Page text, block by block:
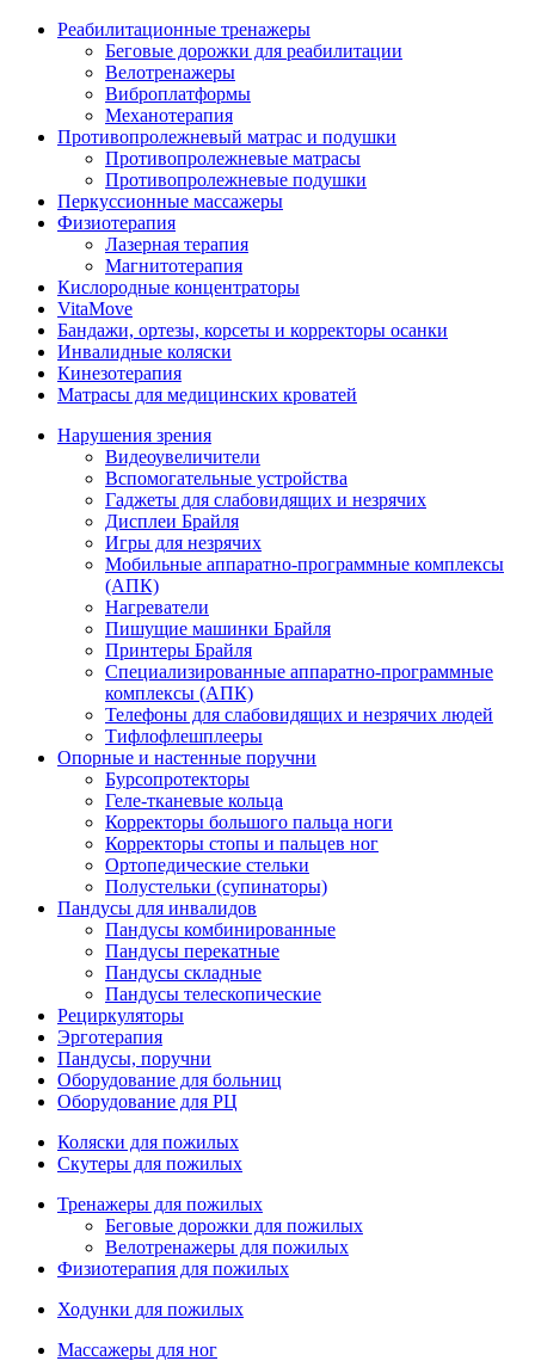
Реабилитационные тренажеры
Беговые дорожки для реабилитации
Велотренажеры
Виброплатформы
Механотерапия
Противопролежневый матрас и подушки
Противопролежневые матрасы
Противопролежневые подушки
Перкуссионные массажеры
Физиотерапия
Лазерная терапия
Магнитотерапия
Кислородные концентраторы
VitaMove
Бандажи, ортезы, корсеты и корректоры осанки
Инвалидные коляски
Кинезотерапия
Матрасы для медицинских кроватей
Нарушения зрения
Видеоувеличители
Вспомогательные устройства
Гаджеты для слабовидящих и незрячих
Дисплеи Брайля
Игры для незрячих
Мобильные аппаратно-программные комплексы
(АПК)
Нагреватели
Пишущие машинки Брайля
Принтеры Брайля
Специализированные аппаратно-программные
комплексы (АПК)
Телефоны для слабовидящих и незрячих людей
Тифлофлешплееры
Опорные и настенные поручни
Бурсопротекторы
Геле-тканевые кольца
Корректоры большого пальца ноги
Корректоры стопы и пальцев ног
Ортопедические стельки
Полустельки (супинаторы)
Пандусы для инвалидов
Пандусы комбинированные
Пандусы перекатные
Пандусы складные
Пандусы телескопические
Рециркуляторы
Эрготерапия
Пандусы, поручни
Оборудование для больниц
Оборудование для РЦ
Коляски для пожилых
Скутеры для пожилых
Тренажеры для пожилых
Беговые дорожки для пожилых
Велотренажеры для пожилых
Физиотерапия для пожилых
Ходунки для пожилых
Массажеры для ног